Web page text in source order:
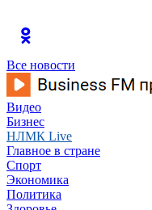
Все новости
Видео
Бизнес
НЛМК Live
Главное в стране
Спорт
Экономика
Политика